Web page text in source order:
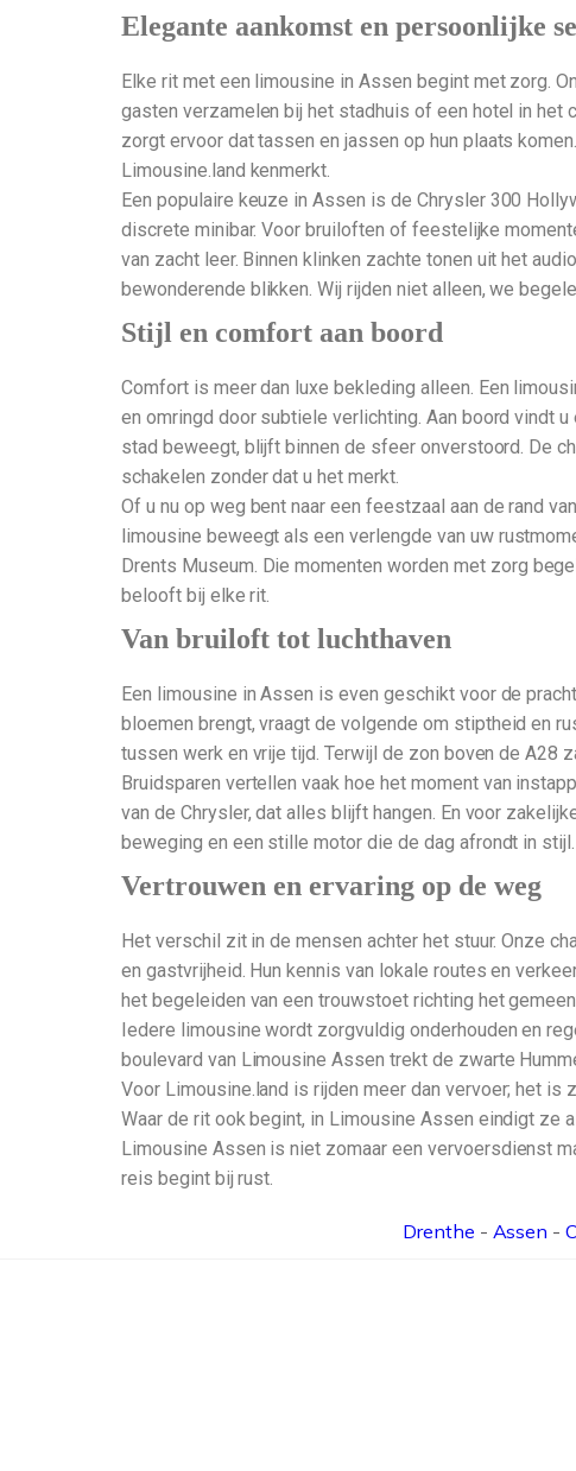
Elegante aankomst en persoonlijke
Elke rit met een limousine in Assen begint met zorg.
gasten verzamelen bij het stadhuis of een hotel in het
zorgt ervoor dat tassen en jassen op hun plaats
Limousine.land kenmerkt.
Een populaire keuze in Assen is de Chrysler 300
discrete minibar. Voor bruiloften of feestelijke
van zacht leer. Binnen klinken zachte tonen uit het
bewonderende blikken. Wij rijden niet alleen, we
Stijl en comfort aan boord
Comfort is meer dan luxe bekleding alleen. Een
en omringd door subtiele verlichting. Aan boord vindt
stad beweegt, blijft binnen de sfeer onverstoord. De
schakelen zonder dat u het merkt.
Of u nu op weg bent naar een feestzaal aan de rand
limousine beweegt als een verlengde van uw
Drents Museum. Die momenten worden met zorg
belooft bij elke rit.
Van bruiloft tot luchthaven
Een limousine in Assen is even geschikt voor de
bloemen brengt, vraagt de volgende om stiptheid en
tussen werk en vrije tijd. Terwijl de zon boven de A28
Bruidsparen vertellen vaak hoe het moment van
van de Chrysler, dat alles blijft hangen. En voor
beweging en een stille motor die de dag afrondt in
Vertrouwen en ervaring op de weg
Het verschil zit in de mensen achter het stuur. Onze
en gastvrijheid. Hun kennis van lokale routes en
het begeleiden van een trouwstoet richting het
Iedere limousine wordt zorgvuldig onderhouden en
boulevard van Limousine Assen trekt de zwarte
Voor Limousine.land is rijden meer dan vervoer; het
Waar de rit ook begint, in Limousine Assen eindigt ze
Limousine Assen is niet zomaar een vervoersdienst
reis begint bij rust.
Drenthe - Assen -